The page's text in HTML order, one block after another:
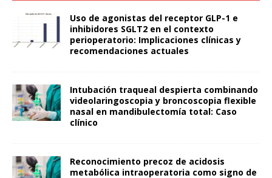
Uso de agonistas del receptor GLP-1 e
inhibidores SGLT2 en el contexto
perioperatorio: Implicaciones clínicas y
recomendaciones actuales
Intubación traqueal despierta combinando
videolaringoscopia y broncoscopia flexible
nasal en mandibulectomía total: Caso
clínico
Reconocimiento precoz de acidosis
metabólica intraoperatoria como signo de